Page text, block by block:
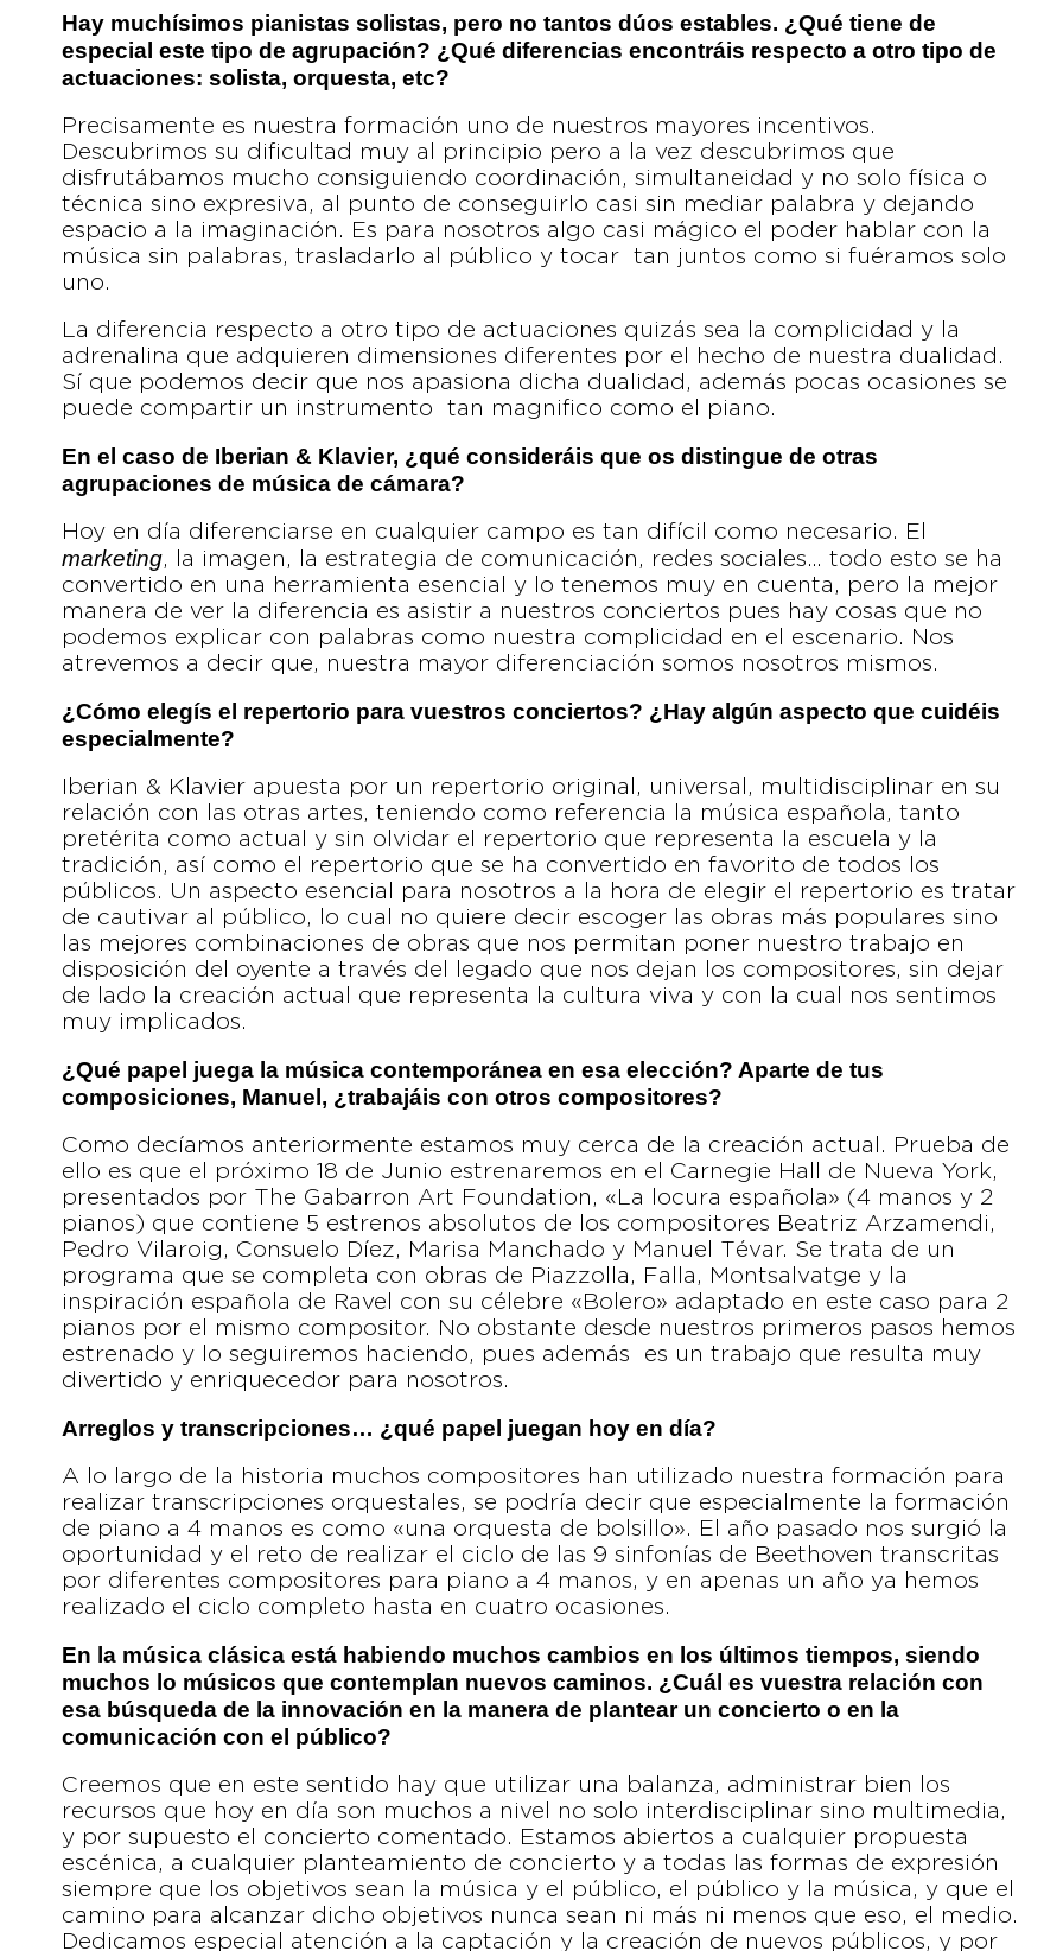
Hay muchísimos pianistas solistas, pero no tantos dúos estables. ¿Qué tiene de
especial este tipo de agrupación? ¿Qué diferencias encontráis respecto a otro tipo de
actuaciones: solista, orquesta, etc?
Precisamente es nuestra formación uno de nuestros mayores incentivos.
Descubrimos su dificultad muy al principio pero a la vez descubrimos que
disfrutábamos mucho consiguiendo coordinación, simultaneidad y no solo física o
técnica sino expresiva, al punto de conseguirlo casi sin mediar palabra y dejando
espacio a la imaginación. Es para nosotros algo casi mágico el poder hablar con la
música sin palabras, trasladarlo al público y tocar tan juntos como si fuéramos solo
uno.
La diferencia respecto a otro tipo de actuaciones quizás sea la complicidad y la
adrenalina que adquieren dimensiones diferentes por el hecho de nuestra dualidad.
Sí que podemos decir que nos apasiona dicha dualidad, además pocas ocasiones se
puede compartir un instrumento tan magnifico como el piano.
En el caso de Iberian & Klavier, ¿qué consideráis que os distingue de otras
agrupaciones de música de cámara?
Hoy en día diferenciarse en cualquier campo es tan difícil como necesario. El
marketing, la imagen, la estrategia de comunicación, redes sociales… todo esto se ha
convertido en una herramienta esencial y lo tenemos muy en cuenta, pero la mejor
manera de ver la diferencia es asistir a nuestros conciertos pues hay cosas que no
podemos explicar con palabras como nuestra complicidad en el escenario. Nos
atrevemos a decir que, nuestra mayor diferenciación somos nosotros mismos.
¿Cómo elegís el repertorio para vuestros conciertos? ¿Hay algún aspecto que cuidéis
especialmente?
Iberian & Klavier apuesta por un repertorio original, universal, multidisciplinar en su
relación con las otras artes, teniendo como referencia la música española, tanto
pretérita como actual y sin olvidar el repertorio que representa la escuela y la
tradición, así como el repertorio que se ha convertido en favorito de todos los
públicos. Un aspecto esencial para nosotros a la hora de elegir el repertorio es tratar
de cautivar al público, lo cual no quiere decir escoger las obras más populares sino
las mejores combinaciones de obras que nos permitan poner nuestro trabajo en
disposición del oyente a través del legado que nos dejan los compositores, sin dejar
de lado la creación actual que representa la cultura viva y con la cual nos sentimos
muy implicados.
¿Qué papel juega la música contemporánea en esa elección? Aparte de tus
composiciones, Manuel, ¿trabajáis con otros compositores?
Como decíamos anteriormente estamos muy cerca de la creación actual. Prueba de
ello es que el próximo 18 de Junio estrenaremos en el Carnegie Hall de Nueva York,
presentados por The Gabarron Art Foundation, «La locura española» (4 manos y 2
pianos) que contiene 5 estrenos absolutos de los compositores Beatriz Arzamendi,
Pedro Vilaroig, Consuelo Díez, Marisa Manchado y Manuel Tévar. Se trata de un
programa que se completa con obras de Piazzolla, Falla, Montsalvatge y la
inspiración española de Ravel con su célebre «Bolero» adaptado en este caso para 2
pianos por el mismo compositor. No obstante desde nuestros primeros pasos hemos
estrenado y lo seguiremos haciendo, pues además es un trabajo que resulta muy
divertido y enriquecedor para nosotros.
Arreglos y transcripciones… ¿qué papel juegan hoy en día?
A lo largo de la historia muchos compositores han utilizado nuestra formación para
realizar transcripciones orquestales, se podría decir que especialmente la formación
de piano a 4 manos es como «una orquesta de bolsillo». El año pasado nos surgió la
oportunidad y el reto de realizar el ciclo de las 9 sinfonías de Beethoven transcritas
por diferentes compositores para piano a 4 manos, y en apenas un año ya hemos
realizado el ciclo completo hasta en cuatro ocasiones.
En la música clásica está habiendo muchos cambios en los últimos tiempos, siendo
muchos lo músicos que contemplan nuevos caminos. ¿Cuál es vuestra relación con
esa búsqueda de la innovación en la manera de plantear un concierto o en la
comunicación con el público?
Creemos que en este sentido hay que utilizar una balanza, administrar bien los
recursos que hoy en día son muchos a nivel no solo interdisciplinar sino multimedia,
y por supuesto el concierto comentado. Estamos abiertos a cualquier propuesta
escénica, a cualquier planteamiento de concierto y a todas las formas de expresión
siempre que los objetivos sean la música y el público, el público y la música, y que el
camino para alcanzar dicho objetivos nunca sean ni más ni menos que eso, el medio.
Dedicamos especial atención a la captación y la creación de nuevos públicos, y por